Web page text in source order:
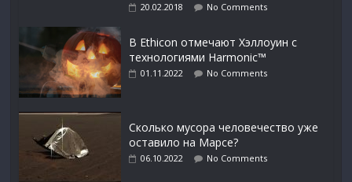
20.02.2018 No Comments
В Ethicon отмечают Хэллоуин с
технологиями Harmonic™
01.11.2022 No Comments
Сколько мусора человечество уже
оставило на Марсе?
06.10.2022 No Comments